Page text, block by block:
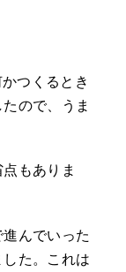
つくるとき
ので、うま
もありま
んでいった
た。これは